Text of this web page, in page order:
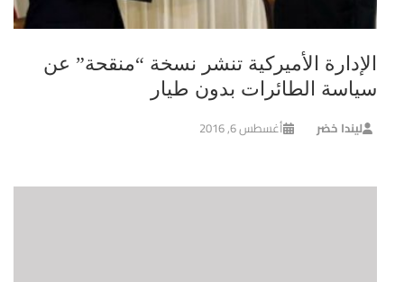
الإدارة الأميركية تنشر نسخة “منقحة” عن
سياسة الطائرات بدون طيار
ليندا خضر أغسطس 6, 2016